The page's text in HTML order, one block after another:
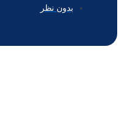
بدون نظر